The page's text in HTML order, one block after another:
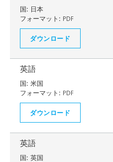
国: 日本
フォーマット: PDF
ダウンロード
英語
国: 米国
フォーマット: PDF
ダウンロード
英語
国: 英国